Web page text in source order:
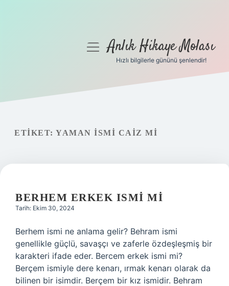
Gizlilik Politikası
menüyüAnlık Hikaye Molası
Hızlı bilgilerle gününü şenlendir!
ETIKET: YAMAN ISMI CAIZ MI
BERHEM ERKEK ISMI MI
Tarih: Ekim 30, 2024
Berhem ismi ne anlama gelir? Behram ismi
genellikle güçlü, savaşçı ve zaferle özdeşleşmiş bir
karakteri ifade eder. Bercem erkek ismi mi?
Berçem ismiyle dere kenarı, ırmak kenarı olarak da
bilinen bir isimdir. Berçem bir kız ismidir. Behram